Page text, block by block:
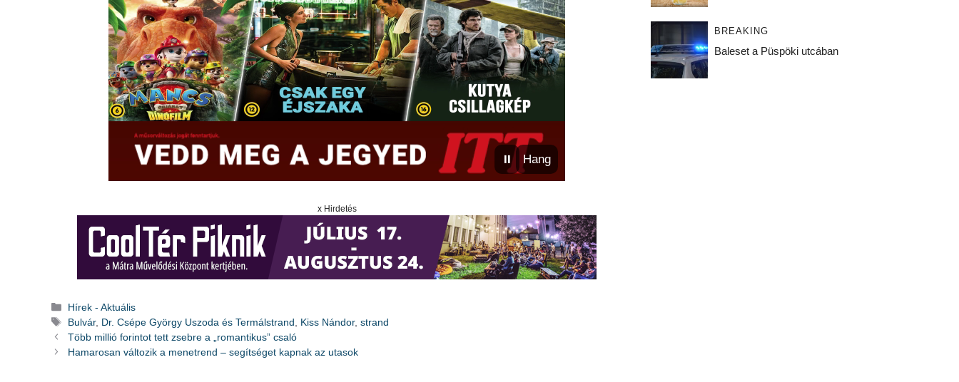
⏸ Hang
x Hirdetés
Kategória
Hírek - Aktuális
Címkék
Bulvár, Dr. Csépe György Uszoda és Termálstrand Kiss Nándor,strand
Több millió forintot tett zsebre a „romantikus” csaló
Hamarosan változik a menetrend – segítséget kapnak az utasok
BREAKING
Baleset a Püspöki utcában